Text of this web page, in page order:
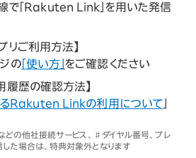
で「Rakuten Link」を用いた発信
ご利用方法】
の「使い方」 をご確認ください
歴の確認方法】
るRakuten Linkの利用について
どの他社接続サービス、♯ダイヤル番号、プレ
した場合は、特典対象外となります